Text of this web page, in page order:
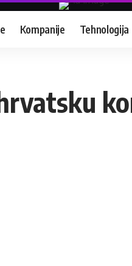
Kompanije Tehnologija